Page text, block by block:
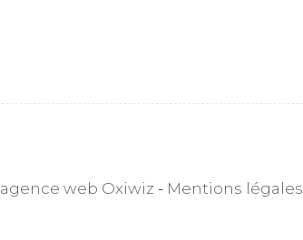
agence web Oxiwiz - Mentions légales